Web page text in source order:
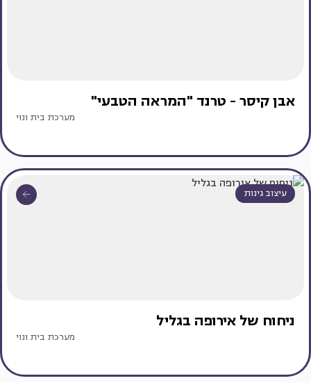
אבן קיסר - טרנד "המראה הטבעי"
מערכת בית ונוי
עיצוב גינות
ניחוח של אירופה בגליל
מערכת בית ונוי